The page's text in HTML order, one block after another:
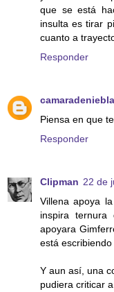
que se está
insulta es tirar
cuanto a
Responder
camaradeniebla
Piensa en que
Responder
Clipman 22 de
Villena apoya
inspira
apoyara
está
Y aun así, una
pudiera criticar